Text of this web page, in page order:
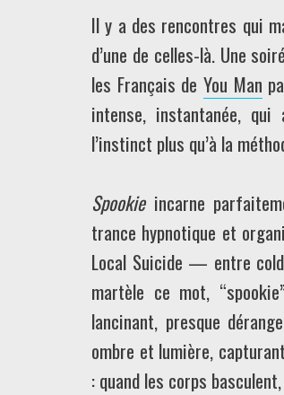
Il y a des rencontres qui
d’une de celles-là. Une
les Français de You Man
intense, instantanée,
l’instinct plus qu’à la
Spookieincarne
trance hypnotique et
Local Suicide — entre
martèle ce mot,
lancinant, presque
ombre et lumière,
: quand les corps